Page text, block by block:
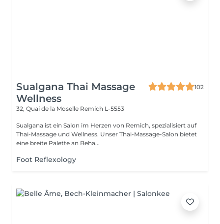
Sualgana Thai Massage
Wellness
102
32, Quai de la Moselle Remich L-5553
Sualgana ist ein Salon im Herzen von Remich, spezialisiert auf
Thai-Massage und Wellness. Unser Thai-Massage-Salon bietet
eine breite Palette an Beha...
Foot Reflexology